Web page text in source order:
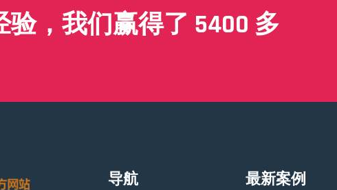
，我们赢得了 5400 多
导航 最新案例